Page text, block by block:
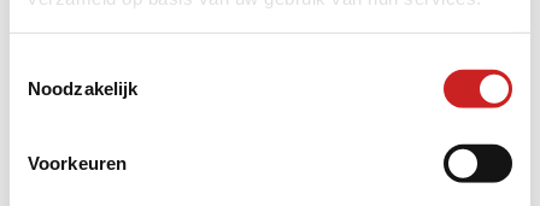
Noodzakelijk
Voorkeuren
loadingwww.adggroep.nl
for more